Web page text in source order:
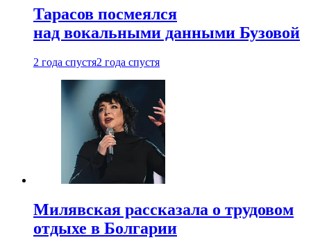
Тарасов посмеялся
над вокальными данными Бузовой
2 года спустя2 года спустя
Милявская рассказала о трудовом
отдыхе в Болгарии